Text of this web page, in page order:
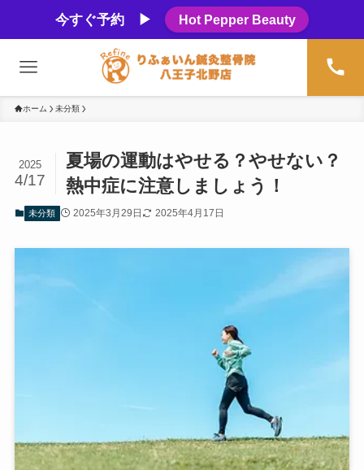
今すぐ予約 ▶ Hot Pepper Beauty
ホーム 未分類
夏場の運動はやせる？やせない？
熱中症に注意しましょう！
2025
4/17
未分類 2025年3月29日 2025年4月17日